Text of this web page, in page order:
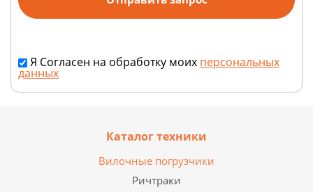
Я Согласен на обработку моих персональных
данных
Каталог техники
Вилочные погрузчики
Ричтраки